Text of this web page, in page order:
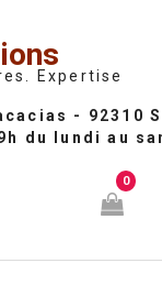
Expertise
0